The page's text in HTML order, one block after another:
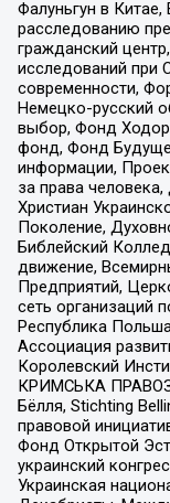
Фалуньгун в
расследованию
гражданский
исследований при
современности,
Немецко-русский
выбор, Фонд
фонд, Фонд
информации,
за права
Христиан
Поколение,
Библейский
движение,
Предприятий,
сеть организаций
Республика
Ассоциация
Королевский
КРИМСЬКА
Бёлля, Stichting
правовой
Фонд Открытой
украинский
Украинская